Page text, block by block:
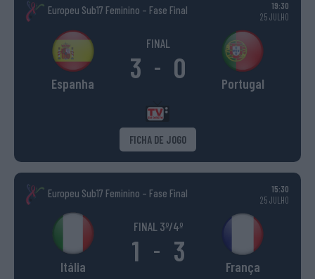
Europeu Sub17 Feminino – Fase Final
19:30
25 JULHO
Espanha
FINAL
3 - 0 Portugal
FICHA DE JOGO
Europeu Sub17 Feminino – Fase Final
15:30
25 JULHO
Itália
FINAL 3º/4º
1 - 3 França